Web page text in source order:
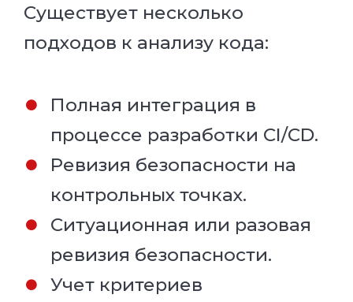
Существует несколько
подходов к анализу кода:
Полная интеграция в
процессе разработки CI/CD.
Ревизия безопасности на
контрольных точках.
Ситуационная или разовая
ревизия безопасности.
Учет критериев